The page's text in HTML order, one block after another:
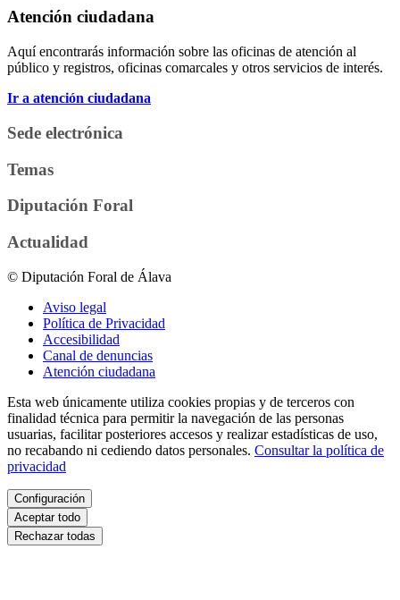
Atención ciudadana
Aquí encontrarás información sobre las oficinas de atención al
público y registros, oficinas comarcales y otros servicios de interés.
Ir a atención ciudadana
Sede electrónica
Temas
Diputación Foral
Actualidad
© Diputación Foral de Álava
Aviso legal
Política de Privacidad
Accesibilidad
Canal de denuncias
Atención ciudadana
Esta web únicamente utiliza cookies propias y de terceros con
finalidad técnica para permitir la navegación de las personas
usuarias, facilitar posteriores accesos y realizar estadísticas de uso,
no recabando ni cediendo datos personales. Consultar la política de
privacidad
Configuración
Aceptar todo
Rechazar todas